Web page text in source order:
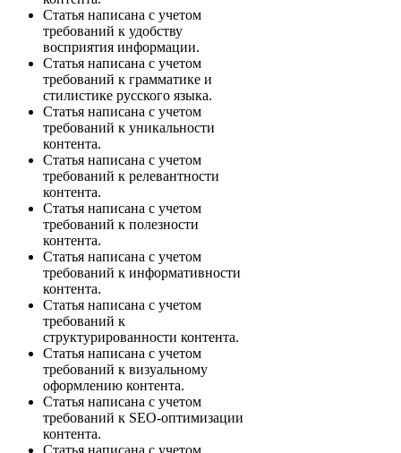
Статья написана с учетом
требований к удобству
восприятия информации.
Статья написана с учетом
требований к грамматике и
стилистике русского языка.
Статья написана с учетом
требований к уникальности
контента.
Статья написана с учетом
требований к релевантности
контента.
Статья написана с учетом
требований к полезности
контента.
Статья написана с учетом
требований к информативности
контента.
Статья написана с учетом
требований к
структурированности контента.
Статья написана с учетом
требований к визуальному
оформлению контента.
Статья написана с учетом
требований к SEO-оптимизации
контента.
Статья написана с учетом